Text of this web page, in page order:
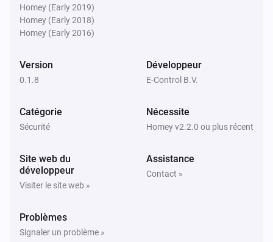
Flood Sensor
L'alarme eau s'est désactivée
Glass Breakage Detector
L'alarme sabotage s'est désactivée
Glass Breakage Detector
L'alarme batterie s'est activée
Homey (Early 2019)
Homey (Early 2018)
Homey (Early 2016)
Version
0.1.8
Développeur
E-Control B.V.
Catégorie
Sécurité
Nécessite
Homey v2.2.0 ou plus récent
Site web du
développeur
Visiter le site web »
Assistance
Contact »
Problèmes
Signaler un problème »